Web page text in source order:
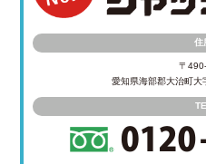
住
〒
愛知県海部郡大治町